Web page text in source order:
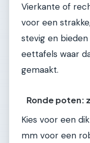
Vierkante of
voor een
stevig en
eettafels waar
gemaakt.
Ronde poten:
Kies voor een
mm voor een